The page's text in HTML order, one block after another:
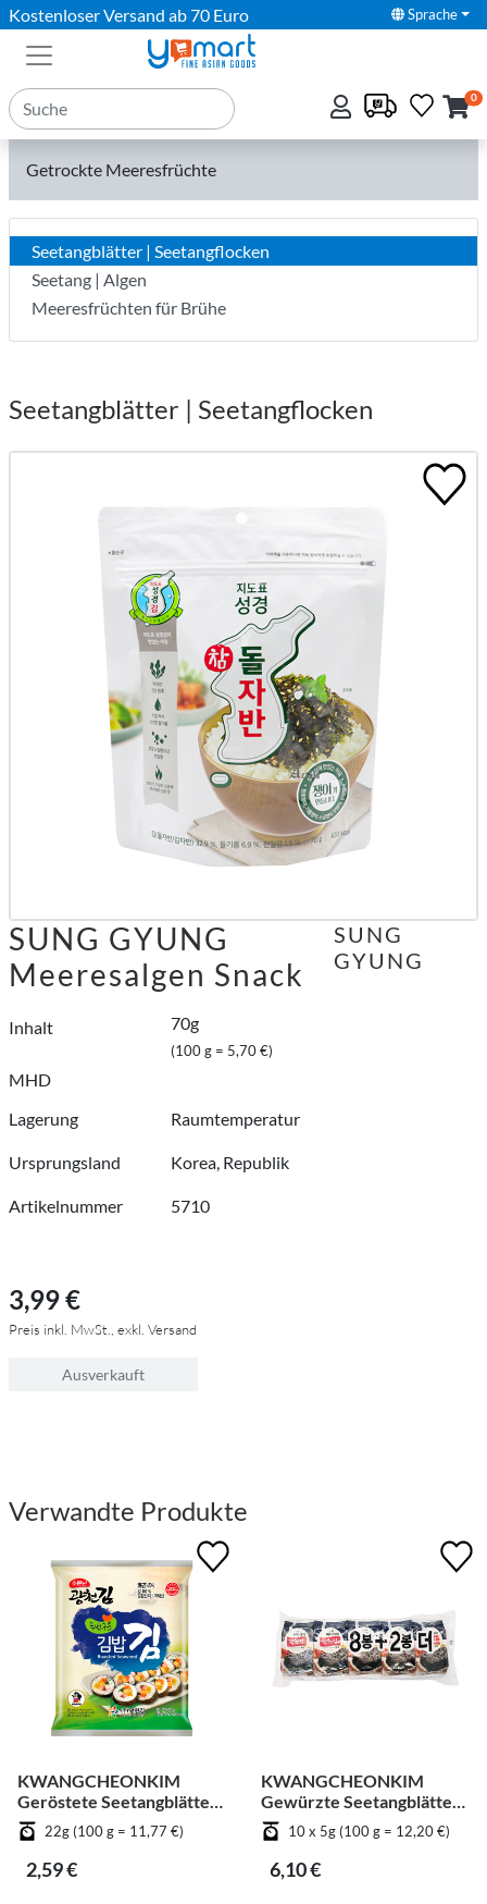
Kostenloser Versand ab 70 Euro Sprache
0
Getrockte Meeresfrüchte
Seetangblätter | Seetangflocken
Seetang | Algen
Meeresfrüchten für Brühe
Seetangblätter | Seetangflocken
SUNG GYUNG
Meeresalgen Snack
Inhalt 70g
(100 g = 5,70 €)
MHD
Lagerung
Raumtemperatur
Ursprungsland Korea, Republik
Artikelnummer 5710
SUNG
GYUNG
3,99 €
Preis inkl. MwSt., exkl. Versand
Ausverkauft
Verwandte Produkte
KWANGCHEONKIM
Geröstete Seetangblätter
für Kimbab
22g (100 g = 11,77 €)
2,59 €
KWANGCHEONKIM
Gewürzte Seetangblätter
in Scheiben geschnitten -
Gemüse [Bündel]
10 x 5g (100 g = 12,20 €)
6,10 €